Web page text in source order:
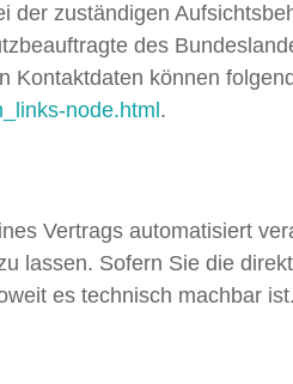
der zuständigen
des
Kontaktdaten können
node.html .
Vertrags automatisiert
lassen. Sofern Sie die
es technisch machbar ist.